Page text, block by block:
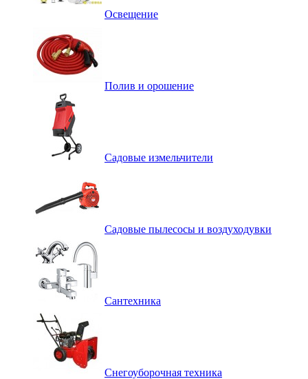
Освещение
Полив и орошение
Садовые измельчители
Садовые пылесосы и воздуходувки
Сантехника
Снегоуборочная техника